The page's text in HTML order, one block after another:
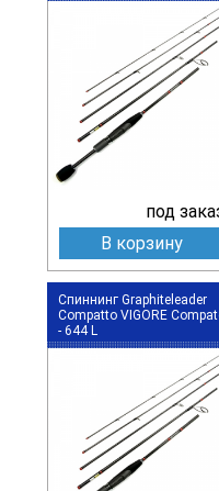
под
В корзину
Спиннинг Graphiteleader
Compatto VIGORE
- 644 L